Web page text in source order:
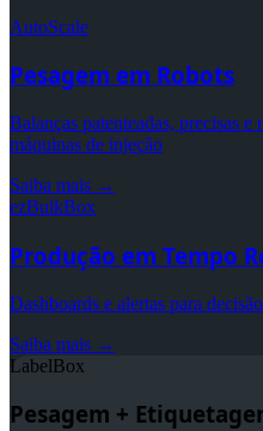
AutoScale
Pesagem em Robots
Balanças patenteadas, precisas e
máquinas de injeção
Saiba mais →
ezBulkBox
Produção em Tempo
Dashboards e alertas para
Saiba mais →
LabelBox
Pesagem +